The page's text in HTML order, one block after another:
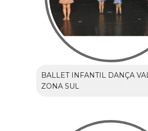
BALLET INFANTIL DANÇA
ZONA SUL